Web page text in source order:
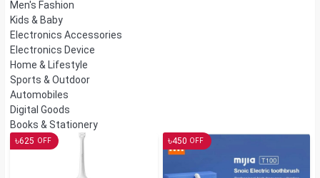
Men's Fashion
Kids & Baby
Electronics Accessories
Electronics Device
Home & Lifestyle
Sports & Outdoor
Automobiles
Digital Goods
Books & Stationery
৳625 OFF ৳450 OFF